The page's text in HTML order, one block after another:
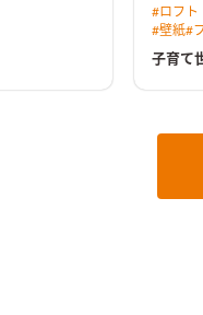
ど､空
を加え
一緒に
#ロフト
#壁紙#
子育て